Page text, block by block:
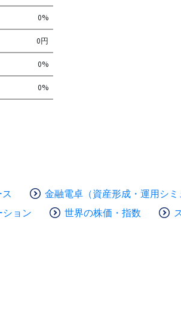
0%
0円
0%
0%
金融電卓（資産形成・運用シミ
ション 世界の株価・指数